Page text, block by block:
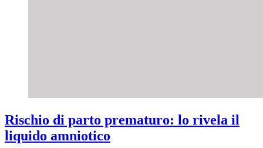
Rischio di parto prematuro: lo rivela il
liquido amniotico